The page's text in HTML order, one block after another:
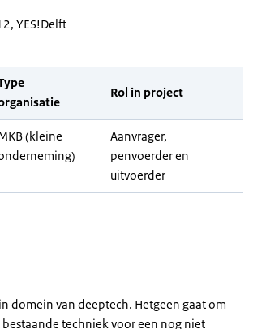
YES!Delft
Rol in project
(kleine
Aanvrager,
penvoerder en
uitvoerder
domein van deeptech. Hetgeen gaat om
techniek voor een nog niet